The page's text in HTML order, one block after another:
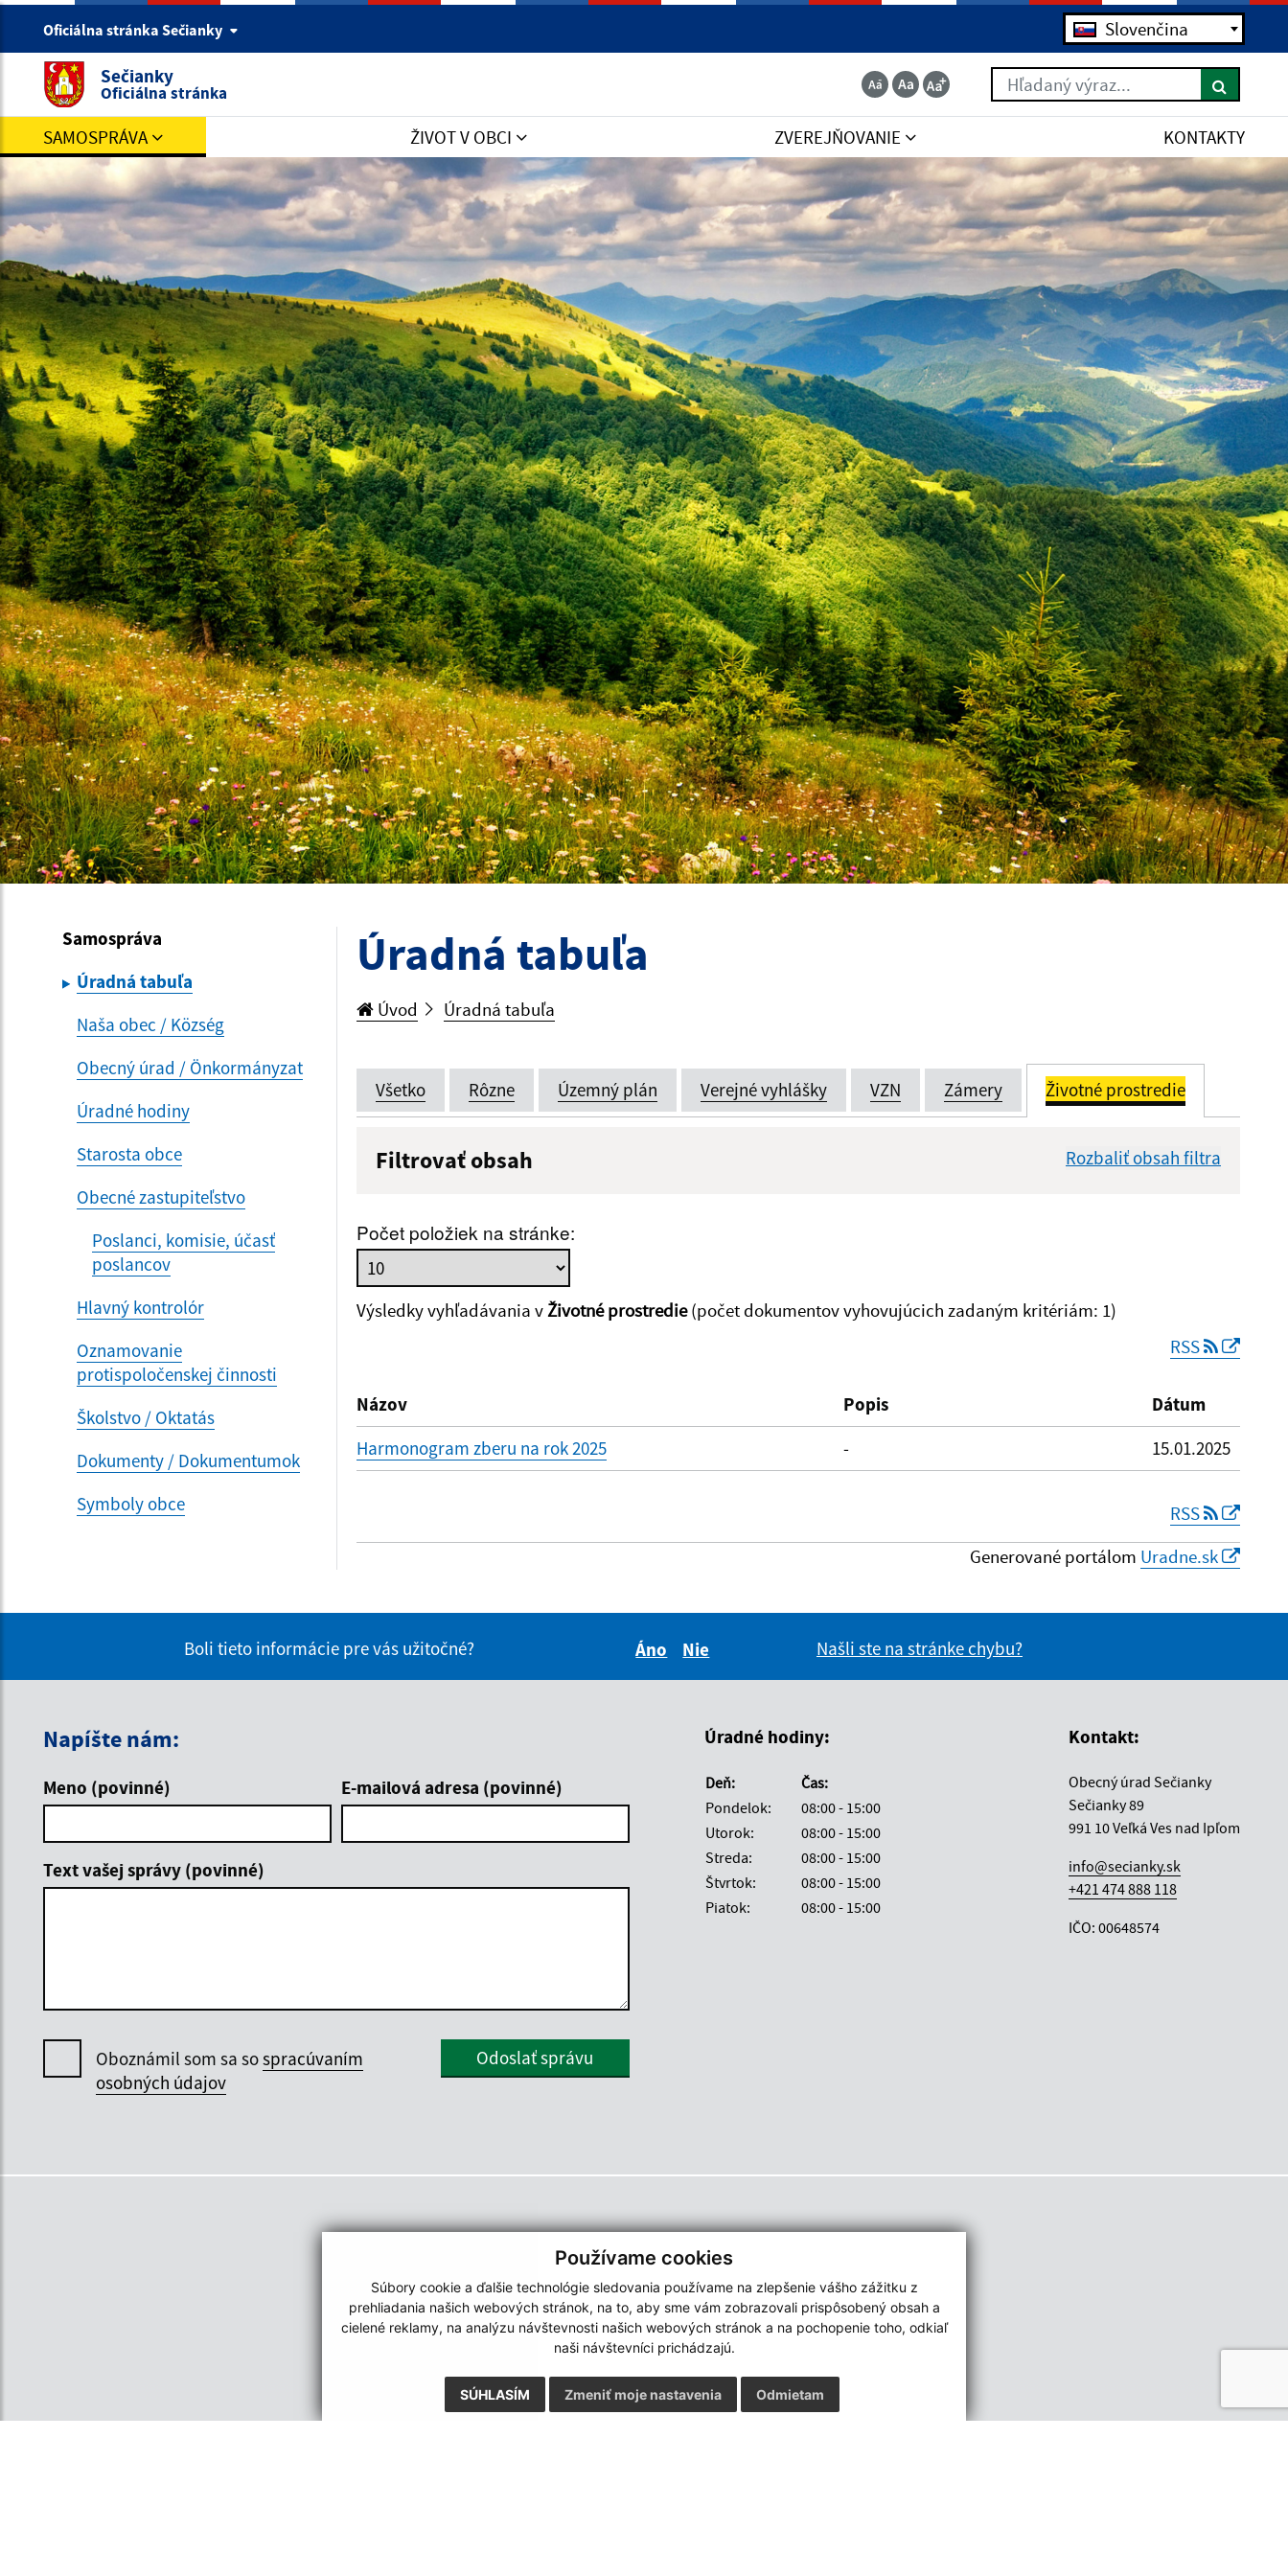
Používame cookies
Súbory cookie a ďalšie technológie sledovania používame na zlepšenie vášho zážitku z
prehliadania našich webových stránok, na to, aby sme vám zobrazovali prispôsobený obsah a
cielené reklamy, na analýzu návštevnosti našich webových stránok a na pochopenie toho, odkiaľ
naši návštevníci prichádzajú.
SÚHLASÍM Odmietam
Zmeniť moje nastavenia
Oficiálna stránka Sečianky Jazyk Slovenčina
Sečianky
Oficiálna stránka
Hľadaný výraz...
SAMOSPRÁVA ŽIVOT V OBCI ZVEREJŇOVANIE KONTAKTY
Samospráva
Úradná tabuľa
Naša obec / Község
Obecný úrad / Önkormányzat
Úradné hodiny
Starosta obce
Obecné zastupiteľstvo
Poslanci, komisie, účasť
poslancov
Hlavný kontrolór
Oznamovanie
protispoločenskej činnosti
Školstvo / Oktatás
Dokumenty / Dokumentumok
Symboly obce
Úradná tabuľa
Úvod Úradná tabuľa
Všetko Rôzne Územný plán Verejné vyhlášky VZN Zámery Životné prostredie
Filtrovať obsah Rozbaliť obsah filtra
Dátum zverejnenia do:
Počet položiek na stránke:
Výsledky vyhľadávania v Životné prostredie(počet dokumentov vyhovujúcich zadaným kritériám: 1)
RSS
Názov Popis
Dátum
Harmonogram zberu na rok 2025
- 15.01.2025
RSS
Generované portálom Uradne.sk
Boli tieto informácie pre vás užitočné?
Áno
Nie
Našli ste na stránke chybu?
Napíšte nám:
Meno (povinné) E-mailová adresa (povinné)
Text vašej správy (povinné)
Oboznámil som sa sospracúvaním
osobných údajov
Odoslať správu
Úradné hodiny:
Deň:
Čas:
Pondelok:
08:00 - 15:00
Utorok:
08:00 - 15:00
Streda:
08:00 - 15:00
Štvrtok:
08:00 - 15:00
Piatok:
08:00 - 15:00
Kontakt:
Obecný úrad Sečianky
Sečianky 89
991 10 Veľká Ves nad Ipľom
info@secianky.sk
+421 474 888 118
IČO: 00648574